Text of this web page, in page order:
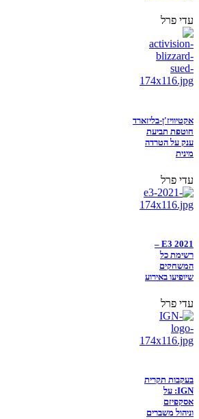
עדי פרל
אקטיוויז'ן-בליזארד
חוטפת תביעת
ענק על הטרדה
מינית
עדי פרל
E3 2021 –
רשימת כל
המשחקים
שיופיעו באירוע
עדי פרל
בעקבות תקרית
IGN: על
אסקפיזם
וניהול משברים